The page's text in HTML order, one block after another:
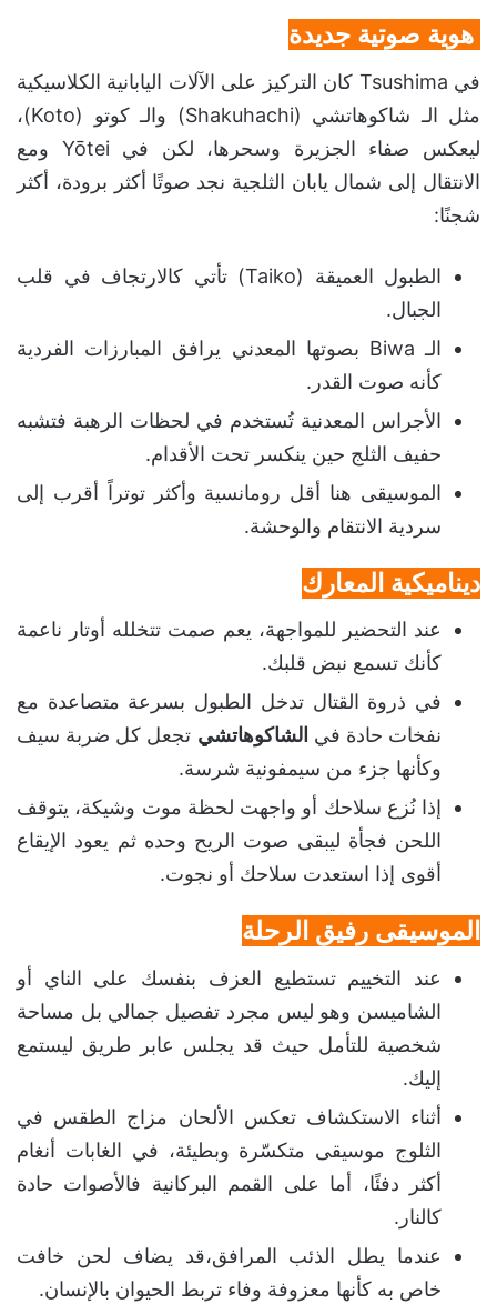
هوية صوتية جديدة
في Tsushima كان التركيز على الآلات اليابانية الكلاسيكية
مثل الـ شاكوهاتشي (Shakuhachi) والـ كوتو (Koto)،
ليعكس صفاء الجزيرة وسحرها، لكن في Yōtei ومع
الانتقال إلى شمال يابان الثلجية نجد صوتًا أكثر برودة، أكثر
شجنًا:
الطبول العميقة (Taiko) تأتي كالارتجاف في قلب
الجبال.
الـ Biwa بصوتها المعدني يرافق المبارزات الفردية
كأنه صوت القدر.
الأجراس المعدنية تُستخدم في لحظات الرهبة فتشبه
حفيف الثلج حين ينكسر تحت الأقدام.
الموسيقى هنا أقل رومانسية وأكثر توتراً أقرب إلى
سردية الانتقام والوحشة.
ديناميكية المعارك
عند التحضير للمواجهة، يعم صمت تتخلله أوتار ناعمة
كأنك تسمع نبض قلبك.
في ذروة القتال تدخل الطبول بسرعة متصاعدة مع
نفخات حادة في الشاكوهاتشي تجعل كل ضربة سيف
وكأنها جزء من سيمفونية شرسة.
إذا نُزع سلاحك أو واجهت لحظة موت وشيكة، يتوقف
اللحن فجأة ليبقى صوت الريح وحده ثم يعود الإيقاع
أقوى إذا استعدت سلاحك أو نجوت.
الموسيقى رفيق الرحلة
عند التخييم تستطيع العزف بنفسك على الناي أو
الشاميسن وهو ليس مجرد تفصيل جمالي بل مساحة
شخصية للتأمل حيث قد يجلس عابر طريق ليستمع
إليك.
أثناء الاستكشاف تعكس الألحان مزاج الطقس في
الثلوج موسيقى متكسّرة وبطيئة، في الغابات أنغام
أكثر دفئًا، أما على القمم البركانية فالأصوات حادة
كالنار.
عندما يطل الذئب المرافق،قد يضاف لحن خافت
خاص به كأنها معزوفة وفاء تربط الحيوان بالإنسان.